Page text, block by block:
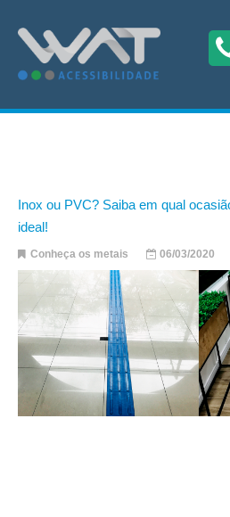
Inox ou PVC? Saiba em qual
ideal!
Conheça os metais 06/03/2020